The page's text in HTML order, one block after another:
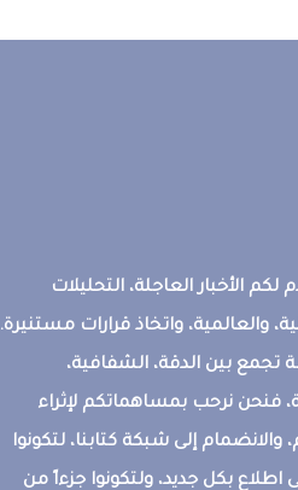
الأخبار العاجلة، التحليلات
والعالمية، واتخاذ قرارات مستنيرة.
بين الدقة، الشفافية،
فنحن نرحب بمساهماتكم لإثراء
إلى شبكة كتابنا، لتكونوا
اطلاع بكل جديد، ولتكونوا جزءاً من